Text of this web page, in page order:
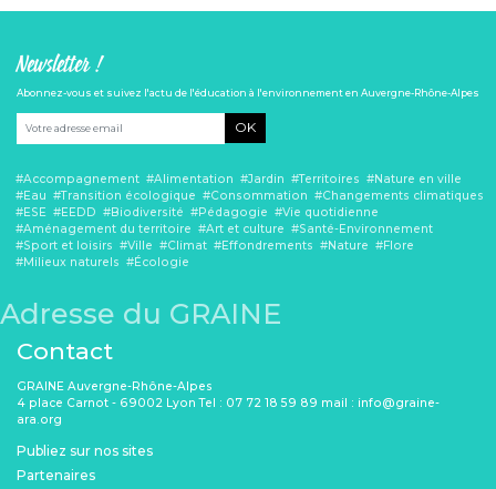
Newsletter !
Abonnez-vous et suivez l'actu de l'éducation à l'environnement en Auvergne-Rhône-Alpes
OK
Accompagnement Alimentation Jardin Territoires
Nature en ville
Eau
Transition écologique Consommation
Changements climatiques
ESE
EEDD Biodiversité Pédagogie
Vie quotidienne
Aménagement du territoire
Art et culture
Santé-Environnement
Sport et loisirs
Ville Climat Effondrements Nature
Flore
Milieux naturels
Écologie
Adresse du GRAINE
Contact
GRAINE Auvergne-Rhône-Alpes
4 place Carnot - 69002 Lyon Tel : 07 72 18 59 89 mail : info@graine-
ara.org
Menu Pied de page
Publiez sur nos sites
Partenaires